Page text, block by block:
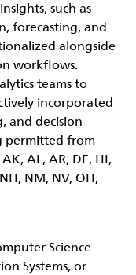
such as
forecasting, and
alongside
workflows.
teams to
incorporated
and decision
permitted from
AL, AR, DE, HI,
NM, NV, OH,
Science
Systems, or